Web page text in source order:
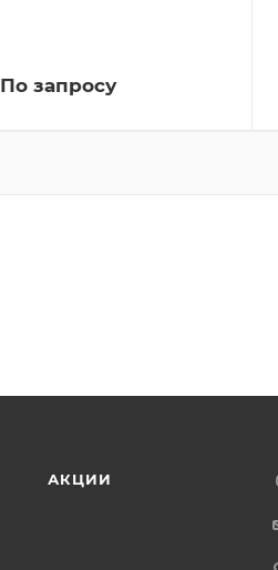
По запросу
АКЦИИ